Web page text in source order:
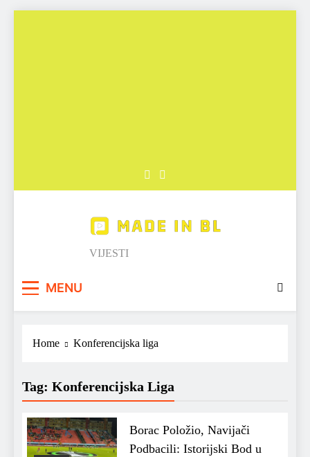
Made in BL
VIJESTI
MENU
Home Konferencijska liga
Tag: Konferencijska Liga
Borac Položio, Navijači
Podbacili: Istorijski Bod u